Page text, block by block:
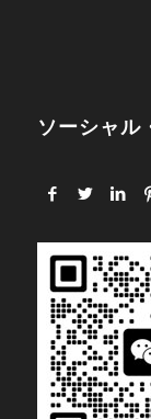
ソーシャル